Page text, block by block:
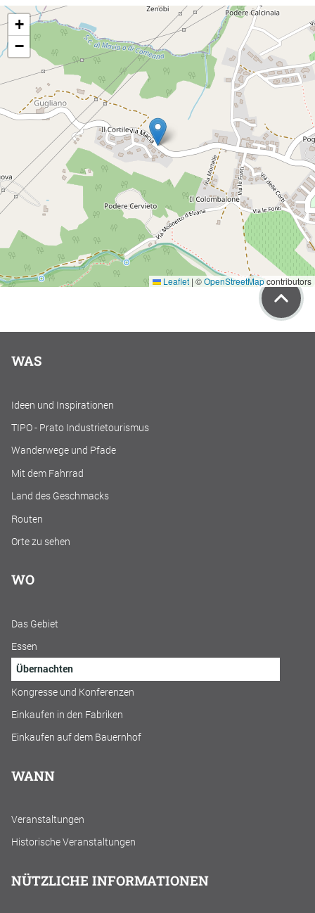
+
−
Leaflet | ©OpenStreetMapcontributors
WAS
Ideen und Inspirationen
TIPO - Prato Industrietourismus
Wanderwege und Pfade
Mit dem Fahrrad
Land des Geschmacks
Routen
Orte zu sehen
WO
Das Gebiet
Essen
Übernachten
Kongresse und Konferenzen
Einkaufen in den Fabriken
Einkaufen auf dem Bauernhof
WANN
Veranstaltungen
Historische Veranstaltungen
NÜTZLICHE INFORMATIONEN